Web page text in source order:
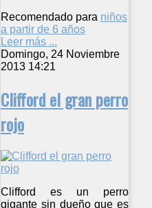
Recomendado para niños
a partir de 6 años
Leer más ...
Domingo, 24 Noviembre
2013 14:21
Clifford el gran perro
rojo
Clifford es un perro
gigante sin dueño que es